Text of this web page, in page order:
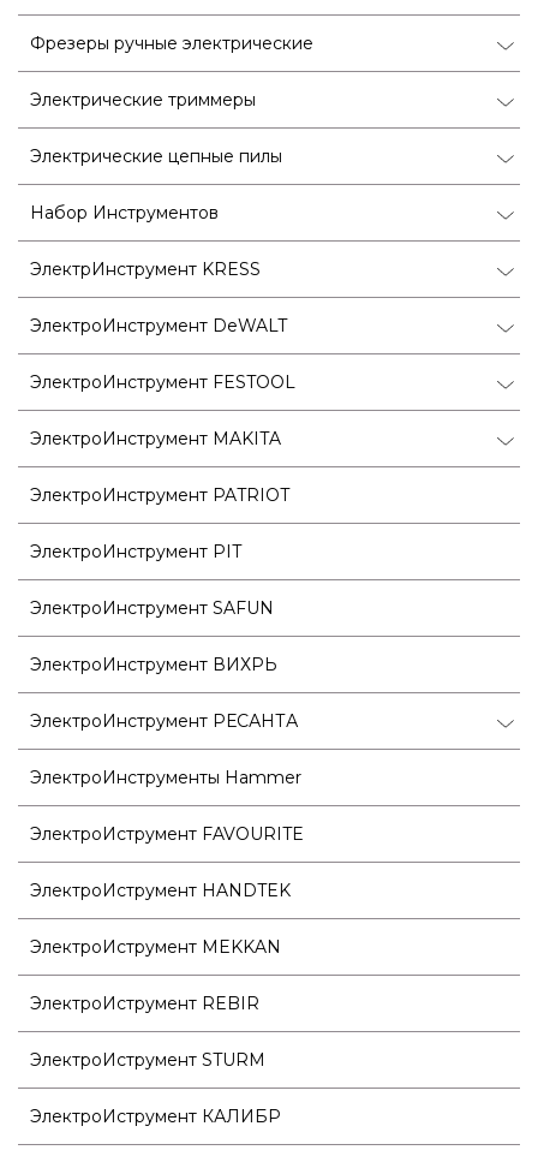
Фрезеры ручные электрические
Электрические триммеры
Электрические цепные пилы
Набор Инструментов
ЭлектрИнструмент KRESS
ЭлектроИнструмент DeWALT
ЭлектроИнструмент FESTOOL
ЭлектроИнструмент MAKITA
ЭлектроИнструмент PATRIOT
ЭлектроИнструмент PIT
ЭлектроИнструмент SAFUN
ЭлектроИнструмент ВИХРЬ
ЭлектроИнструмент РЕСАНТА
ЭлектроИнструменты Hammer
ЭлектроИструмент FAVOURITE
ЭлектроИструмент HANDTEK
ЭлектроИструмент MEKKAN
ЭлектроИструмент REBIR
ЭлектроИструмент STURM
ЭлектроИструмент КАЛИБР